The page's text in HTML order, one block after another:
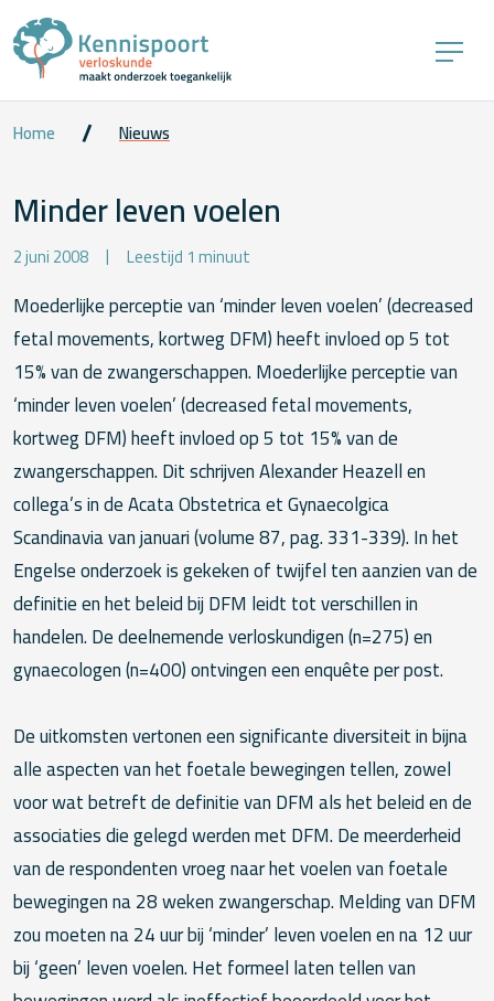
Home Nieuws
Minder leven voelen
2 juni 2008 Leestijd 1 minuut
Moederlijke perceptie van ‘minder leven voelen’ (decreased
fetal movements, kortweg DFM) heeft invloed op 5 tot
15% van de zwangerschappen. Moederlijke perceptie van
‘minder leven voelen’ (decreased fetal movements,
kortweg DFM) heeft invloed op 5 tot 15% van de
zwangerschappen. Dit schrijven Alexander Heazell en
collega’s in de Acata Obstetrica et Gynaecolgica
Scandinavia van januari (volume 87, pag. 331-339). In het
Engelse onderzoek is gekeken of twijfel ten aanzien van de
definitie en het beleid bij DFM leidt tot verschillen in
handelen. De deelnemende verloskundigen (n=275) en
gynaecologen (n=400) ontvingen een enquête per post.
De uitkomsten vertonen een significante diversiteit in bijna
alle aspecten van het foetale bewegingen tellen, zowel
voor wat betreft de definitie van DFM als het beleid en de
associaties die gelegd werden met DFM. De meerderheid
van de respondenten vroeg naar het voelen van foetale
bewegingen na 28 weken zwangerschap. Melding van DFM
zou moeten na 24 uur bij ‘minder’ leven voelen en na 12 uur
bij ‘geen’ leven voelen. Het formeel laten tellen van